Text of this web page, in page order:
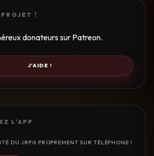
!
donateurs sur Patreon.
J'AIDE !
L'APP
DU JRPG PROPREMENT SUR TÉLÉPHONE !